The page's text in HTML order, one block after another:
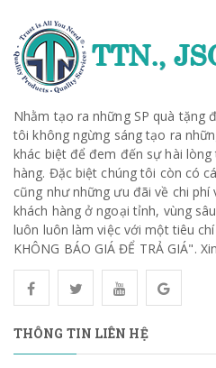
Nhằm tạo ra những SP quà tặng
tôi không ngừng sáng tạo ra
khác biệt để đem đến sự hài
hàng. Đặc biệt chúng tôi còn có
cũng như những ưu đãi về chi
khách hàng ở ngoại tỉnh, vùng
luôn luôn làm việc với một tiêu
KHÔNG BÁO GIÁ ĐỂ TRẢ GIÁ".
THÔNG TIN LIÊN HỆ